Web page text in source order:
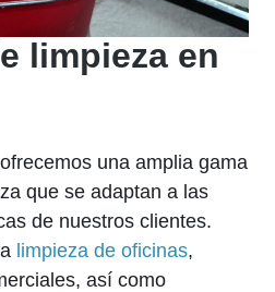
limpieza en
una amplia gama
que se adaptan a las
de nuestros clientes.
limpieza de oficinas,
así como